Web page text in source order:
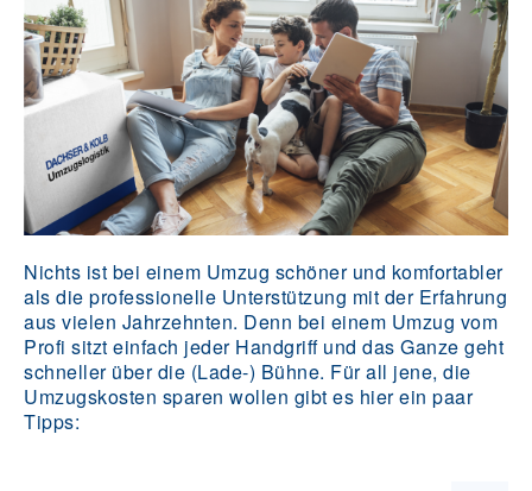
Nichts ist bei einem Umzug schöner und komfortabler
als die professionelle Unterstützung mit der Erfahrung
aus vielen Jahrzehnten. Denn bei einem Umzug vom
Profi sitzt einfach jeder Handgriff und das Ganze geht
schneller über die (Lade-) Bühne. Für all jene, die
Umzugskosten sparen wollen gibt es hier ein paar
Tipps: